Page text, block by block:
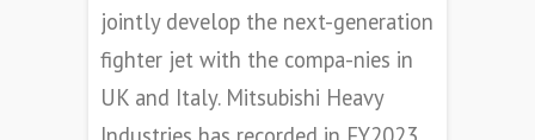
jointly develop the next-generation
fighter jet with the compa-nies in
UK and Italy. Mitsubishi Heavy